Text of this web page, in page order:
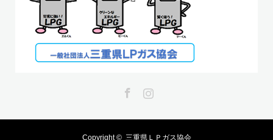
Copyright © 三重県ＬＰガス協会